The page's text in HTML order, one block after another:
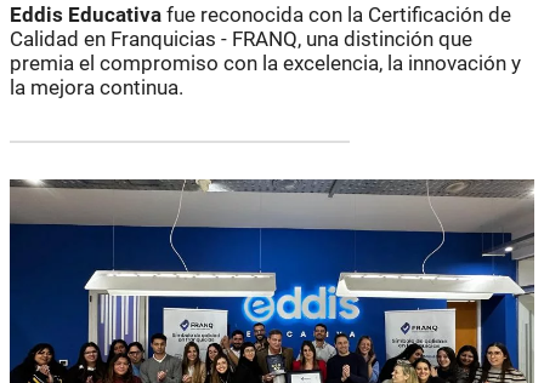
Eddis Educativa fue reconocida con la Certificación de
Calidad en Franquicias - FRANQ, una distinción que
premia el compromiso con la excelencia, la innovación y
la mejora continua.